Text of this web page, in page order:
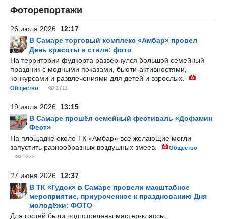
Фоторепортажи
26 июля 2026 12:17
В Самаре торговый комплекс «Амбар» провел
День красоты и стиля: фото
На территории фудкорта развернулся большой семейный
праздник с модными показами, бьюти-активностями,
конкурсами и развлечениями для детей и взрослых.
Общество 1711
19 июля 2026 13:15
В Самаре прошёл семейный фестиваль «Дофамин
Фест»
На площадке около ТК «Амбар» все желающие могли
запустить разнообразных воздушных змеев.
Общество
1233
27 июня 2026 12:37
В ТК «Гудок» в Самаре провели масштабное
мероприятие, приуроченное к празднованию Дня
молодёжи: ФОТО
Для гостей были подготовлены мастер-классы,